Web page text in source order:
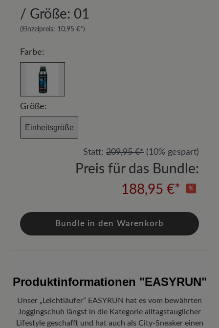
/ Größe: 01
(Einzelpreis: 10,95 €*)
Farbe:
Größe:
Einheitsgröße
Statt: 209,95 €* (10% gespart)
Preis für das Bundle:
188,95 €*
%
Bundle in den Warenkorb
Produktinformationen "EASYRUN"
Unser „Leichtläufer“ EASYRUN hat es vom bewährten
Joggingschuh längst in die Kategorie alltagstauglicher
Lifestyle geschafft und hat auch als City-Sneaker einen